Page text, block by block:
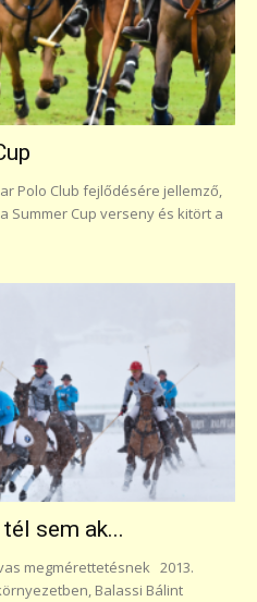
Polo Club fejlődésére jellemző,
Summer Cup verseny és kitört a
sem ak...
megmérettetésnek 2013.
Balassi Bálint